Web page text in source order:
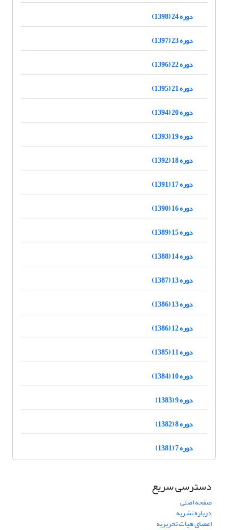
دوره 24 (1398)
دوره 23 (1397)
دوره 22 (1396)
دوره 21 (1395)
دوره 20 (1394)
دوره 19 (1393)
دوره 18 (1392)
دوره 17 (1391)
دوره 16 (1390)
دوره 15 (1389)
دوره 14 (1388)
دوره 13 (1387)
دوره 13 (1386)
دوره 12 (1386)
دوره 11 (1385)
دوره 10 (1384)
دوره 9 (1383)
دوره 8 (1382)
دوره 7 (1381)
دسترسی سریع
صفحه اصلی
درباره نشریه
اعضای هیات تحریریه